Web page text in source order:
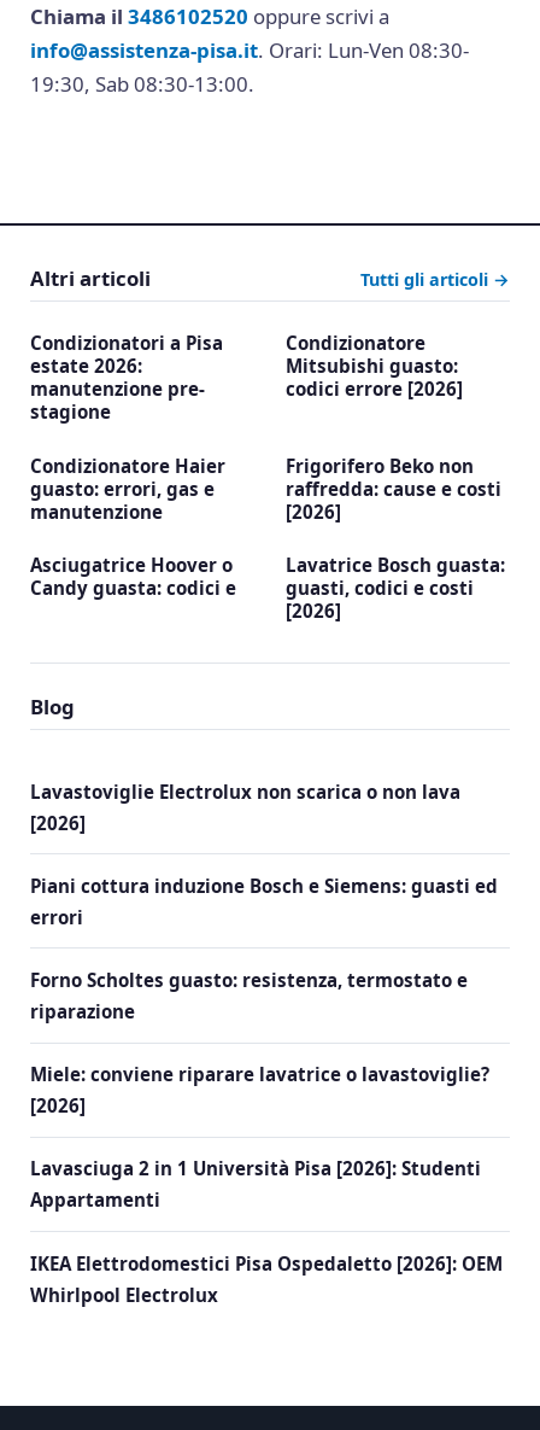
Chiama il3486102520 oppure scrivi a
info@assistenza-pisa.it. Orari: Lun-Ven 08:30-
19:30, Sab 08:30-13:00.
Altri articoli Tutti gli articoli →
Condizionatori a Pisa
estate 2026:
manutenzione pre-
stagione
Condizionatore
Mitsubishi guasto:
codici errore [2026]
Condizionatore Haier
guasto: errori, gas e
manutenzione
Frigorifero Beko non
raffredda: cause e costi
[2026]
Asciugatrice Hoover o
Candy guasta: codici e
Lavatrice Bosch guasta:
guasti, codici e costi
[2026]
Blog
Lavastoviglie Electrolux non scarica o non lava
[2026]
Piani cottura induzione Bosch e Siemens: guasti ed
errori
Forno Scholtes guasto: resistenza, termostato e
riparazione
Miele: conviene riparare lavatrice o lavastoviglie?
[2026]
Lavasciuga 2 in 1 Università Pisa [2026]: Studenti
Appartamenti
IKEA Elettrodomestici Pisa Ospedaletto [2026]: OEM
Whirlpool Electrolux